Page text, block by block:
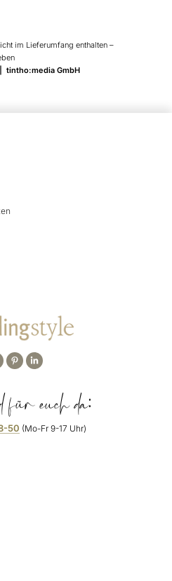
im Lieferumfang enthalten –
tintho:media GmbH
euch da:
50 (Mo-Fr 9-17 Uhr)